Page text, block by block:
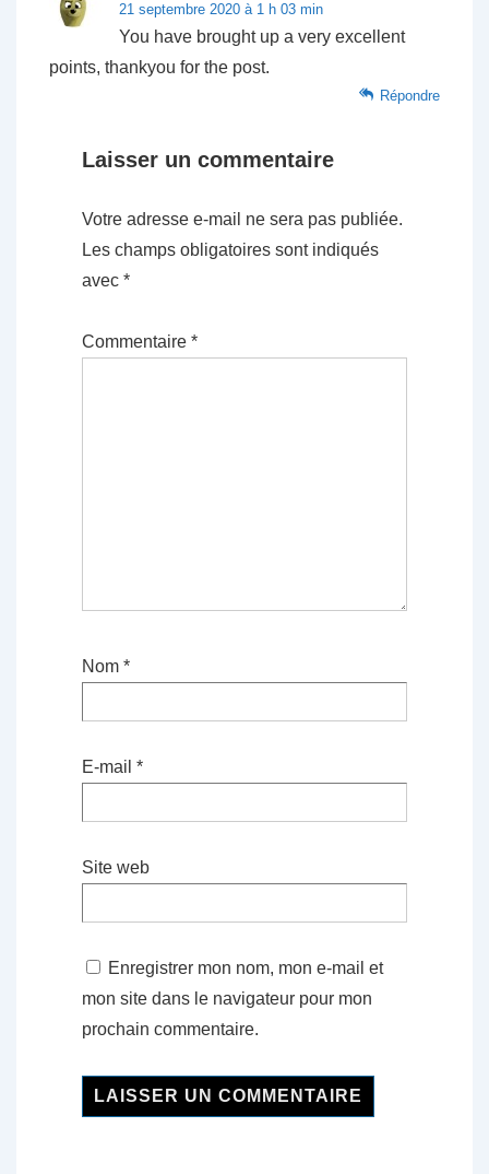
21 septembre 2020 à 1 h 03 min
You have brought up a very excellent
points, thankyou for the post.
Répondre
Laisser un commentaire
Votre adresse e-mail ne sera pas publiée.
Les champs obligatoires sont indiqués
avec *
Commentaire *
Nom *
E-mail *
Site web
Enregistrer mon nom, mon e-mail et
mon site dans le navigateur pour mon
prochain commentaire.